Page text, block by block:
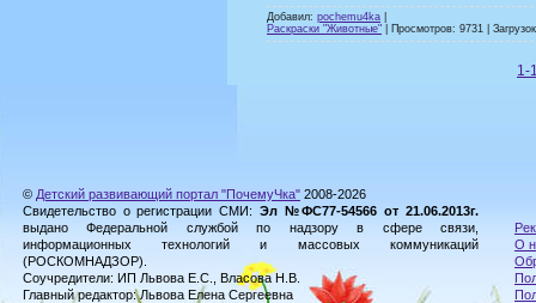
Добавил: pochemu4ka
Раскраски "Животные" | Просмотров: 9731 |
1-
© Детский развивающий портал "ПочемуЧка" 2008-2026
Свидетельство о регистрации СМИ: Эл №ФС77-54566 от 21.06.2013г.
выдано Федеральной службой по надзору в сфере связи,
информационных технологий и массовых коммуникаций
(РОСКОМНАДЗОР).
Соучредители: ИП Львова Е.С., Власова Н.В.
Главный редактор: Львова Елена Сергеевна
О